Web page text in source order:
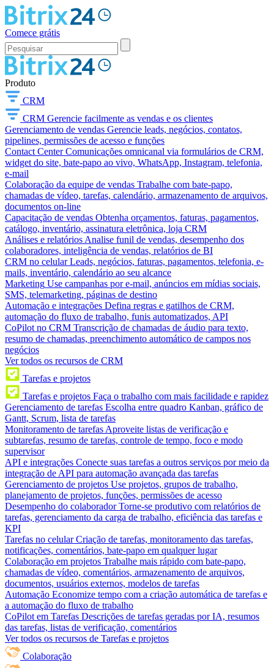
Comece grátis
Produto
CRM
CRM Gerencie facilmente as vendas e os clientes
Gerenciamento de vendas Gerencie leads, negócios, contatos,
pipelines, permissões de acesso e funções
Contact Center Comunicações omnicanal via formulários de CRM,
widget do site, bate-papo ao vivo, WhatsApp, Instagram, telefonia,
e-mail
Colaboração da equipe de vendas Trabalhe com bate-papo,
chamadas de vídeo, tarefas, calendário, armazenamento de arquivos,
documentos on-line
Capacitação de vendas Obtenha orçamentos, faturas, pagamentos,
catálogo, inventário, assinatura eletrônica, loja CRM
Análises e relatórios Analise funil de vendas, desempenho dos
colaboradores, inteligência de vendas, relatórios de BI
CRM no celular Leads, negócios, faturas, pagamentos, telefonia, e-
mails, inventário, calendário ao seu alcance
Marketing Use campanhas por e-mail, anúncios em mídias sociais,
SMS, telemarketing, páginas de destino
Automação e integrações Defina regras e gatilhos de CRM,
automação do fluxo de trabalho, funis automatizados, API
CoPilot no CRM Transcrição de chamadas de áudio para texto,
resumo de chamadas, preenchimento automático de campos nos
negócios
Ver todos os recursos de CRM
Tarefas e projetos
Tarefas e projetos Faça o trabalho com mais facilidade e rapidez
Gerenciamento de tarefas Escolha entre quadro Kanban, gráfico de
Gantt, Scrum, lista de tarefas
Monitoramento de tarefas Aproveite listas de verificação e
subtarefas, resumo de tarefas, controle de tempo, foco e modo
supervisor
API e integrações Conecte suas tarefas a outros serviços por meio da
integração de API para automação avançada das tarefas
Gerenciamento de projetos Use projetos, grupos de trabalho,
planejamento de projetos, funções, permissões de acesso
Desempenho do colaborador Torne-se produtivo com relatórios de
tarefas, gerenciamento da carga de trabalho, eficiência das tarefas e
KPI
Tarefas no celular Criação de tarefas, monitoramento das tarefas,
notificações, comentários, bate-papo em qualquer lugar
Colaboração em projetos Trabalhe mais rápido com bate-papo,
chamadas de vídeo, comentários, armazenamento de arquivos,
documentos, usuários externos, modelos de tarefas
Automação Economize tempo com a criação automática de tarefas e
a automação do fluxo de trabalho
CoPilot em Tarefas Descrições de tarefas geradas por IA, resumos
das tarefas, listas de verificação, comentários
Ver todos os recursos de Tarefas e projetos
Colaboração